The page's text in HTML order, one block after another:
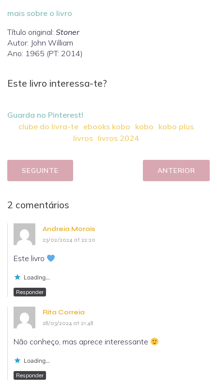
mais sobre o livro
Título original: Stoner
Autor: John William
Ano: 1965 (PT: 2014)
Este livro interessa-te?
Guarda no Pinterest!
clube do livra-te ebooks kobo kobo kobo plus
livros livros 2024
SEGUINTE ANTERIOR
2 comentários
Andreia Morais
23/02/2024 at 22:20
Este livro
Loading...
Responder
Rita Correia
28/03/2024 at 21:48
Não conheço, mas aprece interessante
Loading...
Responder